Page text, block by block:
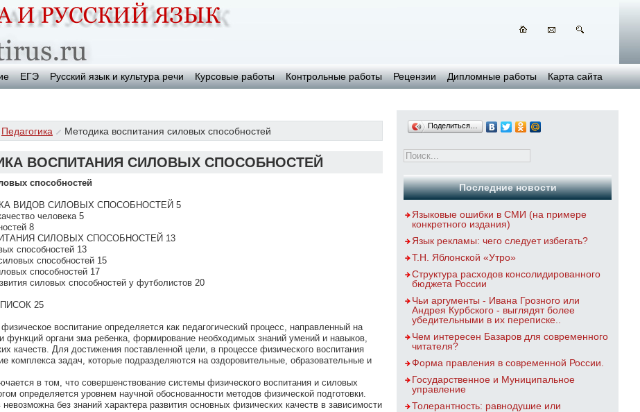
ЕГЭ Русский язык и культура речи Курсовые работы Контрольные работы Рецензии Дипломные работы Карта сайта
Педагогика Методика воспитания силовых способностей
ВОСПИТАНИЯ СИЛОВЫХ СПОСОБНОСТЕЙ
способностей
ВИДОВ СИЛОВЫХ СПОСОБНОСТЕЙ 5
человека 5
8
СИЛОВЫХ СПОСОБНОСТЕЙ 13
способностей 13
способностей 15
способностей 17
силовых способностей у футболистов 20
25
воспитание определяется как педагогический процесс, направленный на
функций органи зма ребенка, формирование необходимых знаний умений и навыков,
качеств. Для достижения поставленной цели, в процессе физического воспитания
комплекса задач, которые подразделяются на оздоровительные, образовательные и
в том, что совершенствование системы физического воспитания и силовых
определяется уровнем научной обоснованности методов физической подготовки.
без знаний характера развития основных физических качеств в зависимости
Поделиться…
Последние новости
Языковые ошибки в СМИ (на примере
конкретного издания)
Язык рекламы: чего следует избегать?
Т.Н. Яблонской «Утро»
Структура расходов консолидированного
бюджета России
Чьи аргументы - Ивана Грозного или
Андрея Курбского - выглядят более
убедительными в их переписке..
Чем интересен Базаров для современного
читателя?
Форма правления в современной России.
Государственное и Муниципальное
управление
Толерантность: равнодушие или